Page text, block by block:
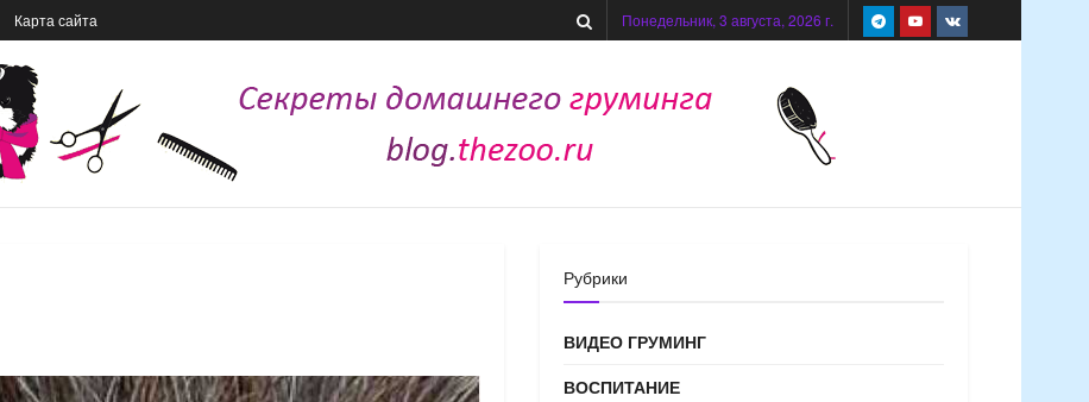
Карта сайта Понедельник, 3 августа, 2026 г.
Рубрики
ВИДЕО ГРУМИНГ
ВОСПИТАНИЕ